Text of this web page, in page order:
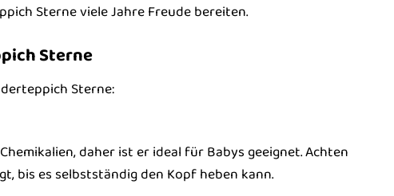
Sterne viele Jahre Freude bereiten.
Sterne
Sterne:
daher ist er ideal für Babys geeignet. Achten
bis es selbstständig den Kopf heben kann.